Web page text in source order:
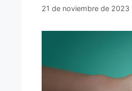
21 de noviembre de 2023